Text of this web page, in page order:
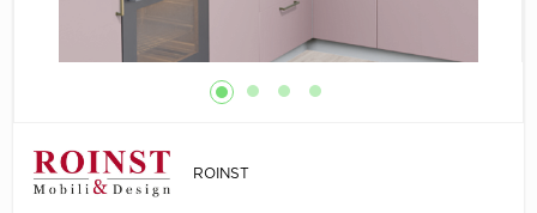
ROINST